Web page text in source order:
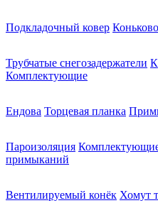
Подкладочный ковер
Трубчатые снегозадержатели
Комплектующие
Ендова Торцевая планка
Пароизоляция
примыканий
Вентилируемый конёк Хомут